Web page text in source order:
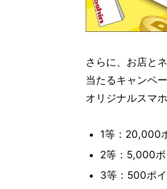
さらに、お店と
当たるキャンペ
オリジナルスマ
1等：20,000
2等：5,000
3等：500ポ